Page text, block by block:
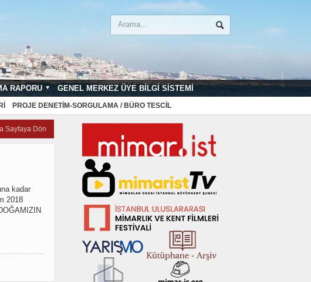
RAPORU GENEL MERKEZ ÜYE BILGI SISTEMI
PROJE DENETIM-SORGULAMA / BÜRO TESCIL
Sayfaya Dön
kadar
2018